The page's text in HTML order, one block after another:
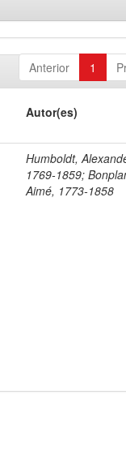
Anterior 1
Autor(es)
Humboldt,
1769-1859;
Aimé, 1773-1858